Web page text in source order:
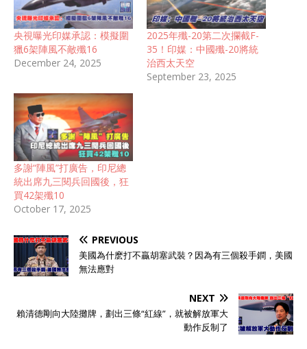
央視曝光印媒承認：模擬圍
獵6架陣風不敵殲16
December 24, 2025
2025年殲-20第二次攔截F-
35！印媒：中國殲-20將統
治西太天空
September 23, 2025
多謝“陣風”打廣告，印尼總
統出席九三閱兵回國後，狂
買42架殲10
October 17, 2025
PREVIOUS
美國為什麽打不贏胡塞武裝？因為有三個殺手鐧，美國
無法應對
NEXT
賴清德剛向大陸攤牌，劃出三條“紅線”，就被解放軍大
動作反制了